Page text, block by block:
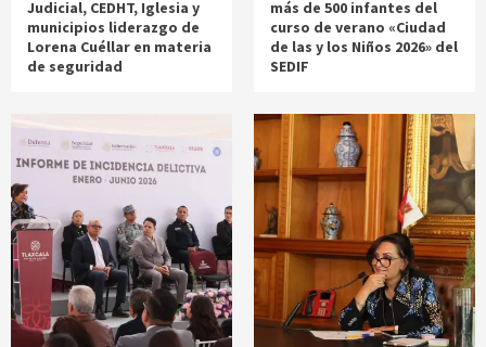
Judicial, CEDHT, Iglesia y
municipios liderazgo de
Lorena Cuéllar en materia
de seguridad
más de 500 infantes del
curso de verano «Ciudad
de las y los Niños 2026» del
SEDIF